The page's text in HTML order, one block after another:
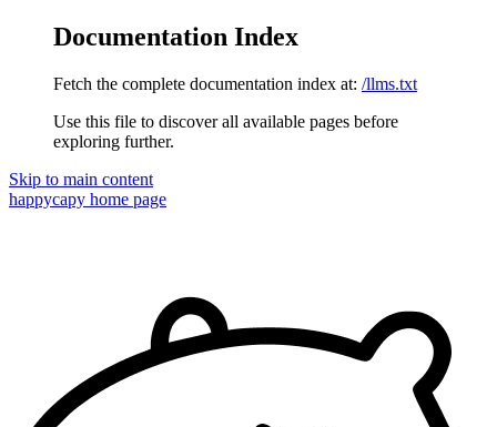
Documentation Index
Fetch the complete documentation index at: /llms.txt
Use this file to discover all available pages before
exploring further.
Skip to main content
happycapy home page